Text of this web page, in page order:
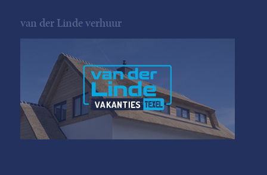
van der Linde verhuur